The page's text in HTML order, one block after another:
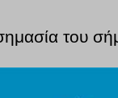
του